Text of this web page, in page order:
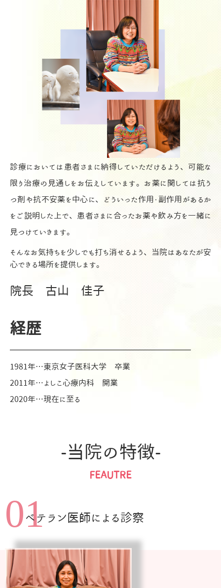
診療においては患者さまに納得していただけるよう、可能な
限り治療の見通しをお伝えしています。お薬に関しては抗う
つ剤や抗不安薬を中心に、どういった作用・副作用があるか
をご説明した上で、患者さまに合ったお薬や飲み方を一緒に
見つけていきます。
そんなお気持ちを少しでも打ち消せるよう、当院はあなたが安
心できる場所を提供します。
院長 古山 佳子
経歴
1981年…東京女子医科大学 卒業
2011年…よしこ心療内科 開業
2020年…現在に至る
-当院の特徴-
FEAUTRE
01ベテラン医師による診察